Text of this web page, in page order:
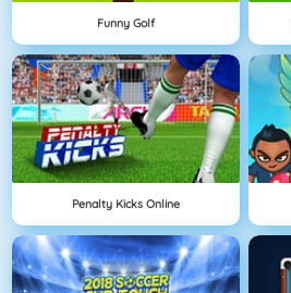
Funny Golf
Penalty Kicks Online